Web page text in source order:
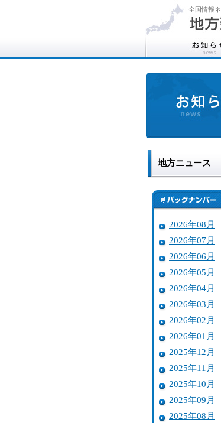
全国情報
地方ニュース
2026年08月
2026年07月
2026年06月
2026年05月
2026年04月
2026年03月
2026年02月
2026年01月
2025年12月
2025年11月
2025年10月
2025年09月
2025年08月